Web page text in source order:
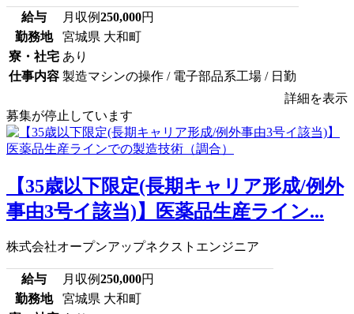
給与 月収例250,000円
勤務地
宮城県 大和町
寮・社宅 あり
仕事内容 製造マシンの操作 / 電子部品系工場 / 日勤
詳細を表示
募集が停止しています
【35歳以下限定(長期キャリア形成/例外
事由3号イ該当)】医薬品生産ライン...
株式会社オープンアップネクストエンジニア
給与 月収例250,000円
勤務地
宮城県 大和町